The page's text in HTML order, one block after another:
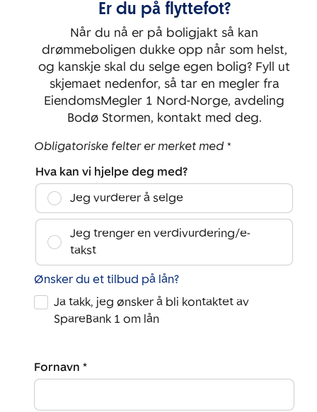
1
Rom:
2
Soverom:
1
Er du på flyttefot?
Når du nå er på boligjakt så kan
drømmeboligen dukke opp når som helst,
og kanskje skal du selge egen bolig? Fyll ut
skjemaet nedenfor, så tar en megler fra
EiendomsMegler 1 Nord-Norge, avdeling
Bodø Stormen, kontakt med deg.
Obligatoriske felter er merket med *
Hva kan vi hjelpe deg med?
Jeg vurderer å selge
Jeg trenger en verdivurdering/e-
takst
Ønsker du et tilbud på lån?
Ja takk, jeg ønsker å bli kontaktet av
SpareBank 1 om lån
Fornavn *